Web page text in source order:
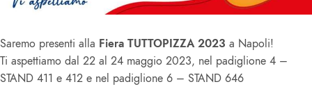
Saremo presenti alla Fiera TUTTOPIZZA 2023 a Napoli!
Ti aspettiamo dal 22 al 24 maggio 2023, nel padiglione 4 –
STAND 411 e 412 e nel padiglione 6 – STAND 646